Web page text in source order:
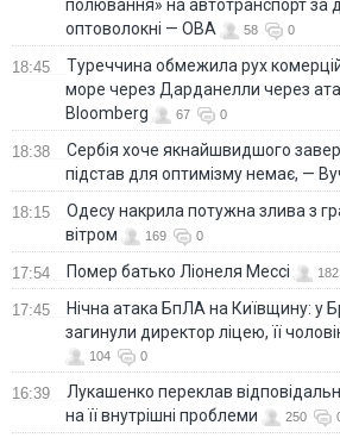
полювання» на автотранспорт за
оптоволокні — ОВА
58 0
18:45
Туреччина обмежила рух
море через Дарданелли через
Bloomberg
67 0
18:38
Сербія хоче якнайшвидшого
підстав для оптимізму немає, —
18:15
Одесу накрила потужна злива з
вітром
169 0
17:54 Помер батько Ліонеля Мессі 182
17:45
Нічна атака БпЛА на Київщину: у
загинули директор ліцею, її
104 0
16:39
Лукашенко переклав
на її внутрішні проблеми
250